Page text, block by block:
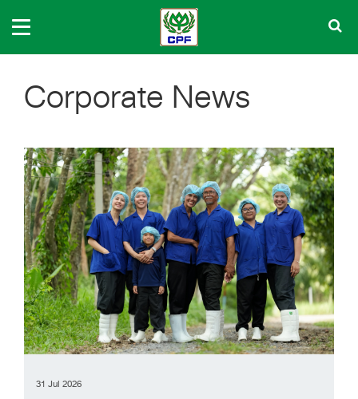
Corporate News
31 Jul 2026